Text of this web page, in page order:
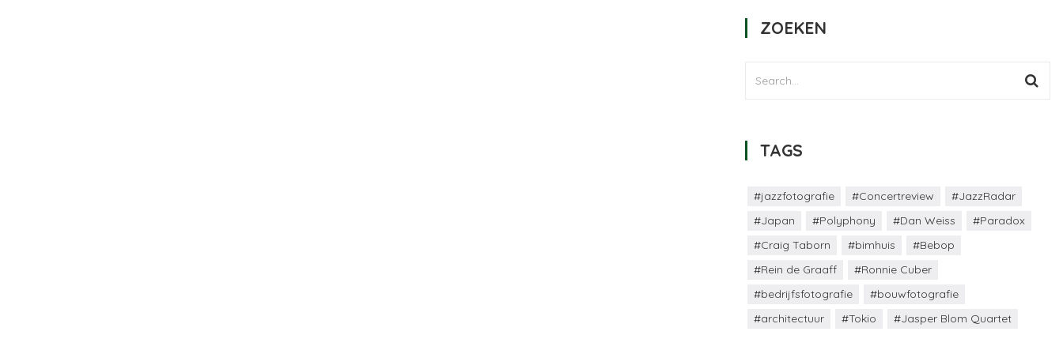
ZOEKEN
TAGS
#jazzfotografie #Concertreview
#JazzRadar
#Japan
#Polyphony #Dan Weiss
#Paradox
#Craig Taborn
#bimhuis
#Bebop
#Rein de Graaff
#Ronnie Cuber
#bedrijfsfotografie
#bouwfotografie
#architectuur
#Tokio #Jasper Blom Quartet